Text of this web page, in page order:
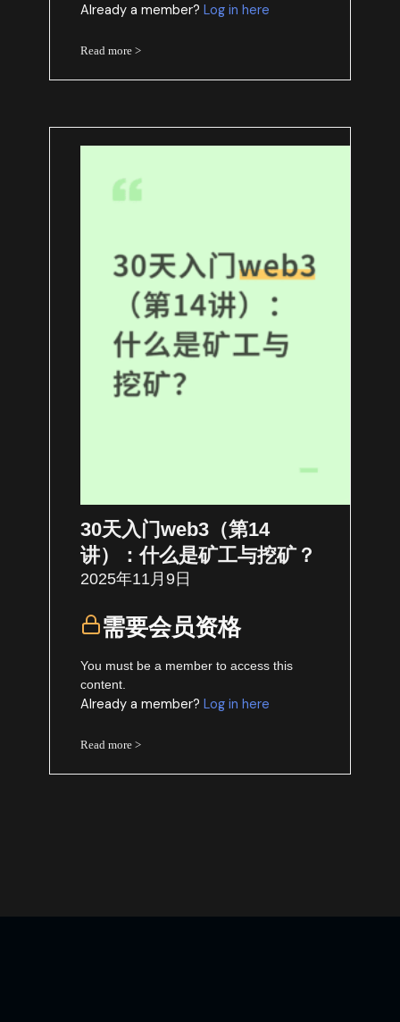
Already a member?Log in here
Read more >
30天入门web3（第14
讲）：什么是矿工与挖矿？
2025年11月9日
需要会员资格
You must be a member to access this
content.
Already a member?Log in here
Read more >